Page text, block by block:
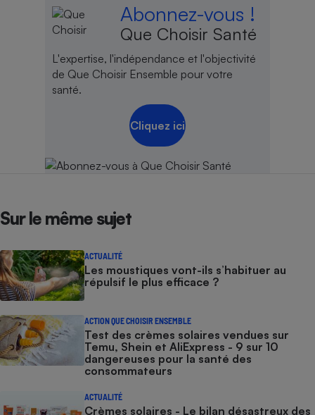
Abonnez-vous !
Que Choisir Santé
L'expertise, l'indépendance et l'objectivité
de Que Choisir Ensemble pour votre
santé.
Cliquez ici
Sur le même sujet
ACTUALITÉ
Les moustiques vont-ils s’habituer au
répulsif le plus efficace ?
ACTION QUE CHOISIR ENSEMBLE
Test des crèmes solaires vendues sur
Temu, Shein et AliExpress - 9 sur 10
dangereuses pour la santé des
consommateurs
ACTUALITÉ
Crèmes solaires - Le bilan désastreux des